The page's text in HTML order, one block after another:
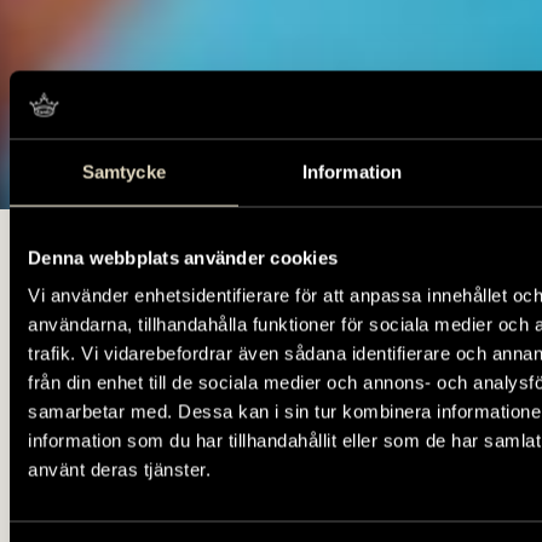
Samtycke Information
Denna webbplats använder cookies
Vi använder enhetsidentifierare för att anpassa innehållet
användarna, tillhandahålla funktioner för sociala medier och
trafik. Vi vidarebefordrar även sådana identifierare och
från din enhet till de sociala medier och annons- och
samarbetar med. Dessa kan i sin tur kombinera
information som du har tillhandahållit eller som de har
använt deras tjänster.
Förskola och
förskolekla­ss
Välj bland två olika visningar på plats
i museet med tema “historien om
bruket” och en om